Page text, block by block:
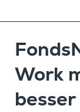
Work